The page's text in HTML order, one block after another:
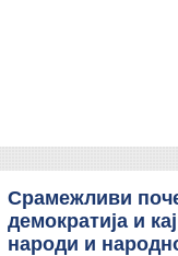
Срамежливи
демократија и
народи и